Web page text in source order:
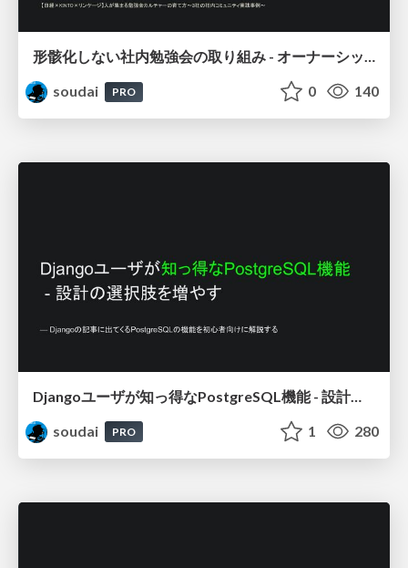
形骸化しない社内勉強会の取り組み - オーナーシップの作り方 / In-house study session
soudai
PRO 0 140
Djangoユーザが知っ得なPostgreSQL機能 - 設計の選択肢を増やす / Djang-use-PostgreSQL
soudai
PRO 1 280